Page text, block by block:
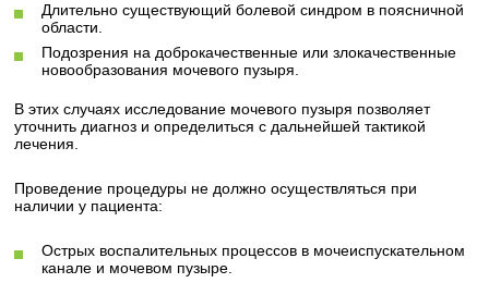
Длительно существующий болевой синдром в поясничной
области.
Подозрения на доброкачественные или злокачественные
новообразования мочевого пузыря.
В этих случаях исследование мочевого пузыря позволяет
уточнить диагноз и определиться с дальнейшей тактикой
лечения.
Проведение процедуры не должно осуществляться при
наличии у пациента:
Острых воспалительных процессов в мочеиспускательном
канале и мочевом пузыре.